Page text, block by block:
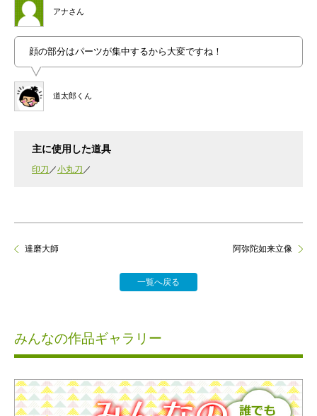
アナさん
道太郎くん
顔の部分はパーツが集中するから大変ですね！
主に使用した道具
印刀 小丸刀
達磨大師
一覧へ戻る
阿弥陀如来立像
みんなの作品ギャラリー